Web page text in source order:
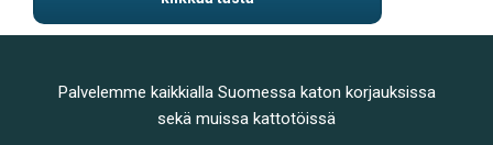
Palvelemme kaikkialla Suomessa katon korjauksissa
sekä muissa kattotöissä